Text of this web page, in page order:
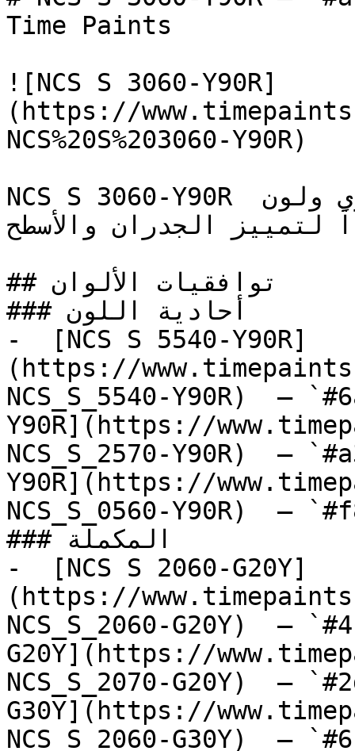
Time Paints
![NCS S 3060-Y90R]
(https://
NCS%20S%203060-Y90R)
NCS S 3060-Y90R أحمر جريء ومتوسط بحضور قوي ولون
الجدران والأسطح.
## توافقيات الألوان
### أحادية اللون
-  [NCS S 5540-Y90R]
(https://
NCS_S_5540-Y90R)  —
Y90R](https://
NCS_S_2570-Y90R)  —
Y90R](https://
NCS_S_0560-Y90R)  —
### المكملة
-  [NCS S 2060-G20Y]
(https://
NCS_S_2060-G20Y)  —
G20Y](https://
NCS_S_2070-G20Y)  —
G30Y](https://
NCS_S_2060-G30Y)  —